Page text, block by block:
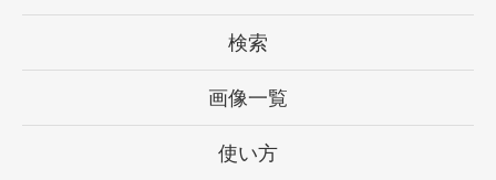
検索
画像一覧
使い方